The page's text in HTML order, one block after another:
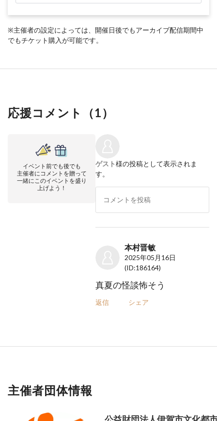
※主催者の設定によっては、開催日後でもアーカイブ配信期間中
でもチケット購入が可能です。
応援コメント（1）
イベント前でも後でも
主催者にコメントを贈って
一緒にこのイベントを盛り
上げよう！
ゲスト様の投稿として表示されま
す。
本村晋敏
2025年05月16日
(ID:186164)
真夏の怪談怖そう
返信 シェア
主催者団体情報